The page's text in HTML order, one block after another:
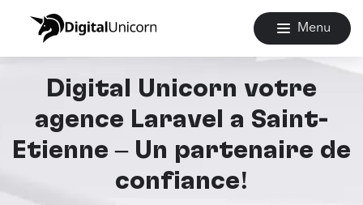
Menu
Digital Unicorn votre
agence Laravel à Saint-
Étienne – Un partenaire de
confiance!